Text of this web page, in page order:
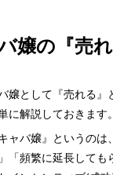
ピックス
マワーク
面接
嬢の『売
嬢として『売れる』
に解説しておきます。
ャバ嬢』というの
「頻繁に延長しても